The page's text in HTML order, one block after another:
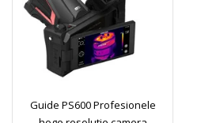
Guide PS600 Profesionele